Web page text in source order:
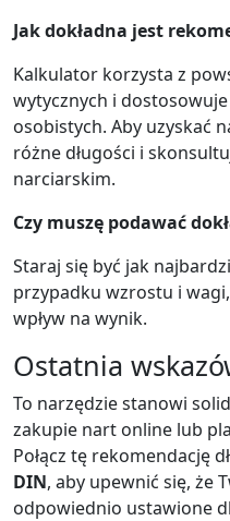
Jak dokładna jest
Kalkulator korzysta z
wytycznych i
osobistych. Aby uzyskać
różne długości i
narciarskim.
Czy muszę podawać
Staraj się być jak
przypadku wzrostu i
wpływ na wynik.
Ostatnia
To narzędzie stanowi
zakupie nart online lub
Połącz tę rekomendację
DIN, aby upewnić się, że
odpowiednio ustawione